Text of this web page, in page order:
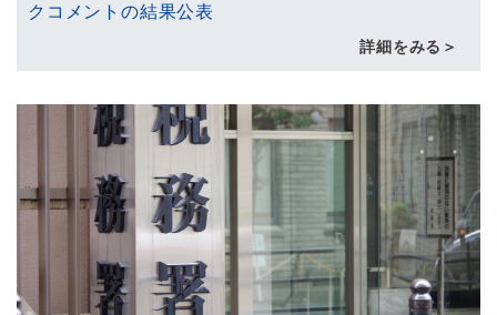
クコメントの結果公表
詳細をみる＞